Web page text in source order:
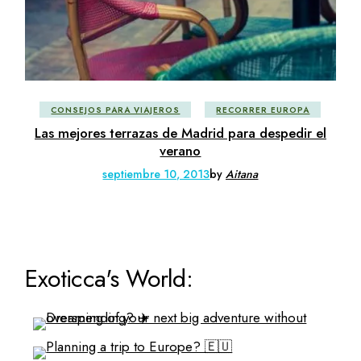
CONSEJOS PARA VIAJEROS RECORRER EUROPA
Las mejores terrazas de Madrid para despedir el
verano
septiembre 10, 2013byAitana
Exoticca's World: